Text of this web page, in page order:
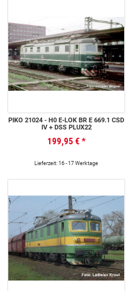
PIKO 21024 - H0 E-LOK BR E 669.1 CSD
IV + DSS PLUX22
199,95 € *
Lieferzeit: 16 - 17 Werktage